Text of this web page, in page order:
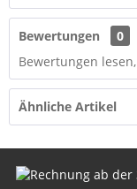
Bewertungen
0
Bewertungen
Ähnliche Artikel